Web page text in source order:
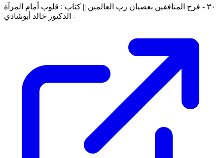
٣٠ - فرح المنافقين بعصيان رب العالمين || كتاب : قلوب أمام المرآة
- الدكتور خالد أبوشادي